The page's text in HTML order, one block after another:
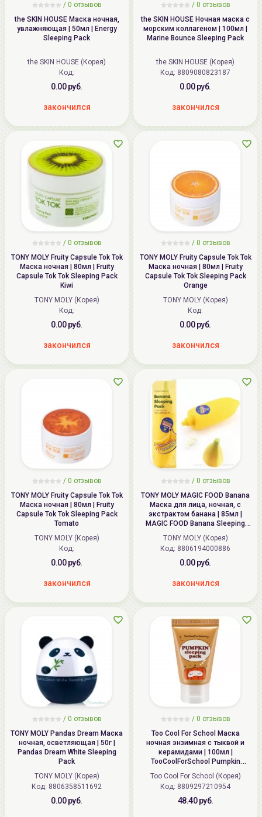
/ 0 отзывов
the SKIN HOUSE Маска ночная,
увлажняющая | 50мл | Energy
Sleeping Pack
the SKIN HOUSE (Корея)
Код:
0.00 руб.
закончился
/ 0 отзывов
the SKIN HOUSE Ночная маска с
морским коллагеном | 100мл |
Marine Bounce Sleeping Pack
the SKIN HOUSE (Корея)
Код: 8809080823187
0.00 руб.
закончился
/ 0 отзывов
TONY MOLY Fruity Capsule Tok Tok
Маска ночная | 80мл | Fruity
Capsule Tok Tok Sleeping Pack
Kiwi
TONY MOLY (Корея)
Код:
0.00 руб.
закончился
/ 0 отзывов
TONY MOLY Fruity Capsule Tok Tok
Маска ночная | 80мл | Fruity
Capsule Tok Tok Sleeping Pack
Orange
TONY MOLY (Корея)
Код:
0.00 руб.
закончился
/ 0 отзывов
TONY MOLY Fruity Capsule Tok Tok
Маска ночная | 80мл | Fruity
Capsule Tok Tok Sleeping Pack
Tomato
TONY MOLY (Корея)
Код:
0.00 руб.
закончился
/ 0 отзывов
TONY MOLY MAGIC FOOD Banana
Маска для лица, ночная, с
экстрактом банана | 85мл |
MAGIC FOOD Banana Sleeping
TONY MOLY (Корея)
Код: 8806194000886
0.00 руб.
закончился
/ 0 отзывов
TONY MOLY Pandas Dream Маска
ночная, осветляющая | 50г |
Pandas Dream White Sleeping
Pack
TONY MOLY (Корея)
Код: 8806358511692
0.00 руб.
/ 0 отзывов
Too Cool For School Маска
ночная энзимная с тыквой и
керамидами | 100мл |
TooCoolForSchool Pumpkin
Sleeping Pack
Too Cool For School (Корея)
Код: 8809297210954
48.40 руб.